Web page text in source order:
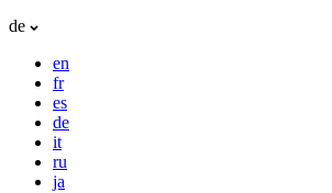
de
en
fr
es
de
it
ru
ja